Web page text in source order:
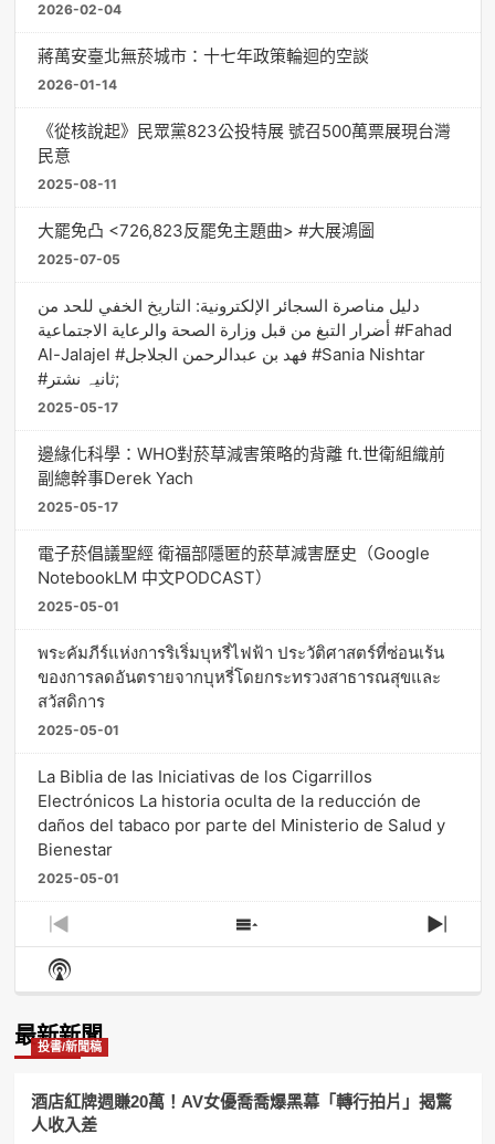
2026-02-04
蔣萬安臺北無菸城市：十七年政策輪迴的空談
2026-01-14
《從核說起》民眾黨823公投特展 號召500萬票展現台灣
民意
2025-08-11
大罷免凸 <726,823反罷免主題曲> #大展鴻圖
2025-07-05
دليل مناصرة السجائر الإلكترونية: التاريخ الخفي للحد من
أضرار التبغ من قبل وزارة الصحة والرعاية الاجتماعية #Fahad
Al-Jalajel #فهد بن عبدالرحمن الجلاجل #Sania Nishtar
#ثانیہ نشتر;
2025-05-17
邊緣化科學：WHO對菸草減害策略的背離 ft.世衛組織前
副總幹事Derek Yach
2025-05-17
電子菸倡議聖經 衛福部隱匿的菸草減害歷史（Google
NotebookLM 中文PODCAST）
2025-05-01
พระคัมภีร์แห่งการริเริ่มบุหรี่ไฟฟ้า ประวัติศาสตร์ที่ซ่อนเร้น
ของการลดอันตรายจากบุหรี่โดยกระทรวงสาธารณสุขและ
สวัสดิการ
2025-05-01
La Biblia de las Iniciativas de los Cigarrillos
Electrónicos La historia oculta de la reducción de
daños del tabaco por parte del Ministerio de Salud y
Bienestar
2025-05-01
Previous
Episode
Show
Episodes
Next
Show
Podcast
最新新聞
投書/新聞稿
酒店紅牌週賺20萬！AV女優喬喬爆黑幕「轉行拍片」揭驚
人收入差